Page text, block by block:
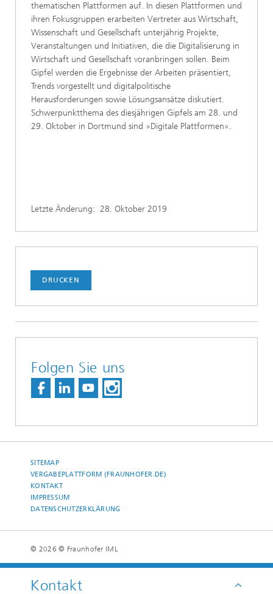
thematischen Plattformen auf. In diesen Plattformen und
ihren Fokusgruppen erarbeiten Vertreter aus Wirtschaft,
Wissenschaft und Gesellschaft unterjährig Projekte,
Veranstaltungen und Initiativen, die die Digitalisierung in
Wirtschaft und Gesellschaft voranbringen sollen. Beim
Gipfel werden die Ergebnisse der Arbeiten präsentiert,
Trends vorgestellt und digitalpolitische
Herausforderungen sowie Lösungsansätze diskutiert.
Schwerpunktthema des diesjährigen Gipfels am 28. und
29. Oktober in Dortmund sind »Digitale Plattformen«.
Letzte Änderung: 28. Oktober 2019
Kontakt
DRUCKEN
Folgen Sie uns
SITEMAP
VERGABEPLATTFORM (FRAUNHOFER.DE)
KONTAKT
IMPRESSUM
DATENSCHUTZERKLÄRUNG
© 2026 © Fraunhofer IML